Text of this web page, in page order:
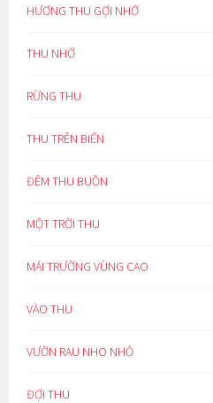
HƯƠNG THU GỢI NHỚ
THU NHỚ
RỪNG THU
THU TRÊN BIỂN
ĐÊM THU BUỒN
MỘT TRỜI THU
MÁI TRƯỜNG VÙNG CAO
VÀO THU
VƯỜN RAU NHO NHỎ
ĐỢI THU